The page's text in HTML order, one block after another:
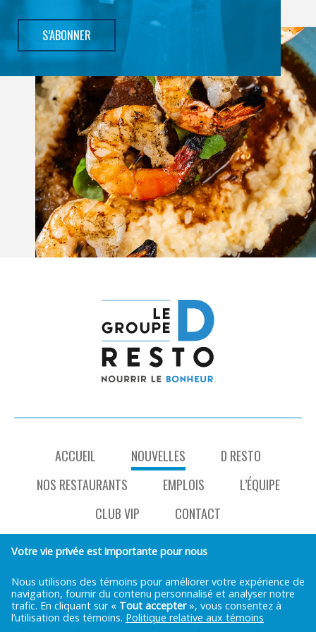
S’ABONNER
ACCUEIL NOUVELLES
D RESTO
NOS RESTAURANTS
EMPLOIS
L’ÉQUIPE
CLUB VIP
CONTACT
Politique de renseignements|Mes préférences
cookies
Votre vie privée est importante pour nous
Nous utilisons des témoins pour améliorer votre expérience de
navigation, fournir du contenu personnalisé et analyser notre
trafic. En cliquant sur « Tout accepter», vous consentez à
l’utilisation des témoins. Politique relative aux témoins